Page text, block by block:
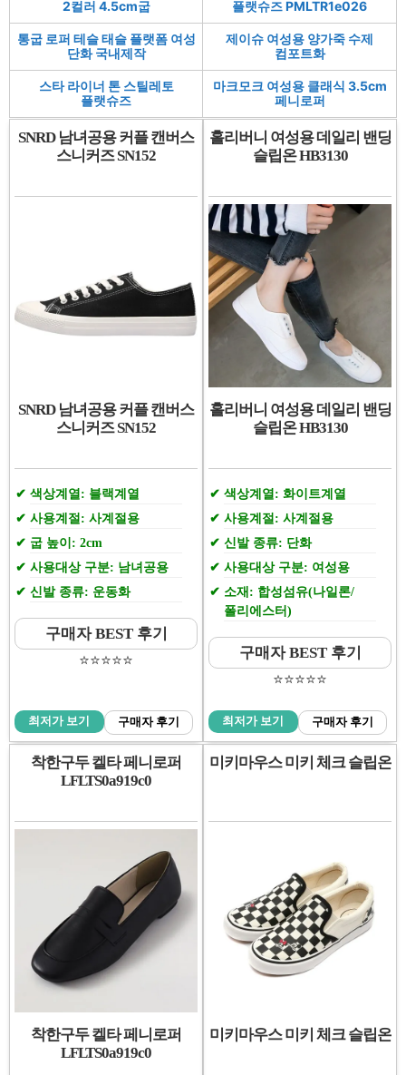
2컬러 4.5cm굽
플랫슈즈 PMLTR1e026
통굽 로퍼 테슬 태슬 플랫폼 여성
단화 국내제작
제이슈 여성용 양가죽 수제
컴포트화
스타 라이너 톤 스틸레토
플랫슈즈
마크모크 여성용 클래식 3.5cm
페니로퍼
SNRD 남녀공용 커플 캔버스
스니커즈 SN152
SNRD 남녀공용 커플 캔버스
스니커즈 SN152
색상계열: 블랙계열
사용계절: 사계절용
굽 높이: 2cm
사용대상 구분: 남녀공용
신발 종류: 운동화
구매자 BEST 후기
⭐️⭐️⭐️⭐️⭐️
최저가 보기 구매자 후기
홀리버니 여성용 데일리 밴딩
슬립온 HB3130
홀리버니 여성용 데일리 밴딩
슬립온 HB3130
색상계열: 화이트계열
사용계절: 사계절용
신발 종류: 단화
사용대상 구분: 여성용
소재: 합성섬유(나일론/
폴리에스터)
구매자 BEST 후기
⭐️⭐️⭐️⭐️⭐️
최저가 보기 구매자 후기
착한구두 켈타 페니로퍼
LFLTS0a919c0
착한구두 켈타 페니로퍼
LFLTS0a919c0
미키마우스 미키 체크 슬립온
미키마우스 미키 체크 슬립온